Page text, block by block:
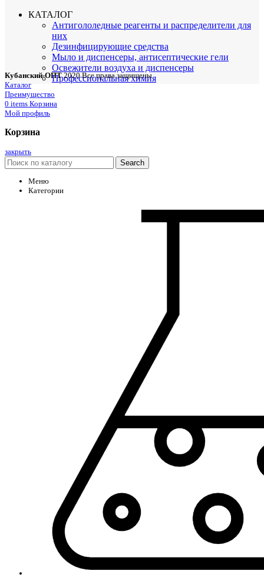
КАТАЛОГ
Антигололедные реагенты и распределители для
них
Дезинфицирующие средства
Мыло и диспенсеры, антисептические гели
Освежители воздуха и диспенсеры
Профессиональная химия
Кубанский-ОПТ 2020 Все права защищены
Каталог
Преимущество
0 items Корзина
Мой профиль
Корзина
закрыть
Search
Меню
Категории